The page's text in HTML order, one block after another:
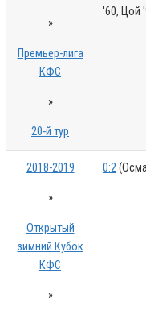
»
Премьер-лига
КФС
»
20-й тур
'60, Цой
2018-2019
»
Открытый
зимний Кубок
КФС
»
0:2